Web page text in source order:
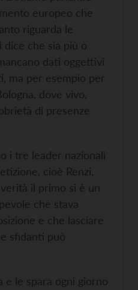
europeo che
riguarda le
che sia più o
dati oggettivi
ma per esempio per
dove vivo,
di presenze
i tre leader nazionali
cioè Renzi,
il primo si è un
che stava
e che lasciare
sfidanti può
e le spara ogni giorno